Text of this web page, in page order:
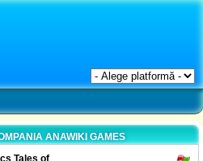
ANAWIKI GAMES
Tales of